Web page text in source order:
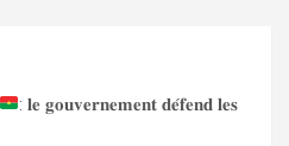
: 𝐥𝐞 𝐠𝐨𝐮𝐯𝐞𝐫𝐧𝐞𝐦𝐞𝐧𝐭 𝐝𝐞́𝐟𝐞𝐧𝐝 𝐥𝐞𝐬